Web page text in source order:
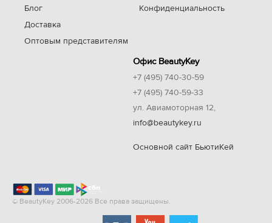
Блог
Доставка
Оптовым представителям
Конфиденциальность
Офис BeautyKey
+7 (495) 740-30-59
+7 (495) 740-59-33
ул. Авиамоторная 12,
info@beautykey.ru
Основной сайт БьютиКей
© BeautyKey 2006-2026 Все права защищены.